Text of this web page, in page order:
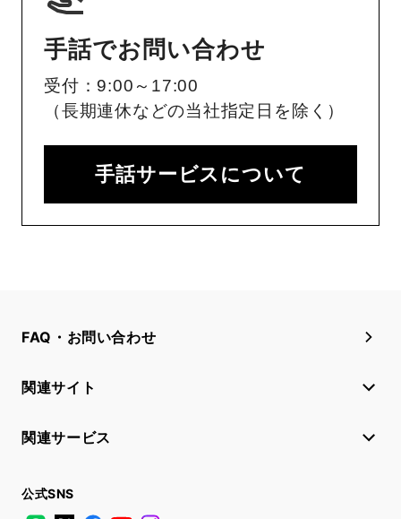
手話でお問い合わせ
受付：9:00～17:00
（長期連休などの当社指定日を除く）
手話サービスについて
FAQ・お問い合わせ
関連サイト
関連サービス
公式SNS
LINE
X FacebookYouTube